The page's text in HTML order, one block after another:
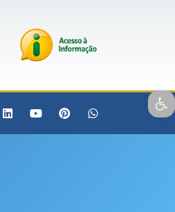
Open toolbar